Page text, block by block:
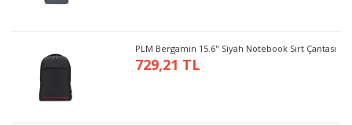
PLM Bergamin 15.6" Siyah Notebook Sırt Çantası
729,21 TL